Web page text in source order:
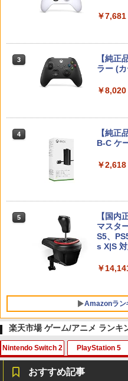
￥6,449
ンライ
ニンテ
ンライ
J)
トロー
【純正
トロー
￥
￥7,681
3
【純正
ラー (
￥8,020
4
【純正
B-C ケ
￥2,618
5
【国
マスタ
S5、
s X|S
￥
Amazonラン
1
【
楽天市場 ゲーム/アニメ ランキ
Nintendo Switch 2 PlayStation 5
おすすめ記事